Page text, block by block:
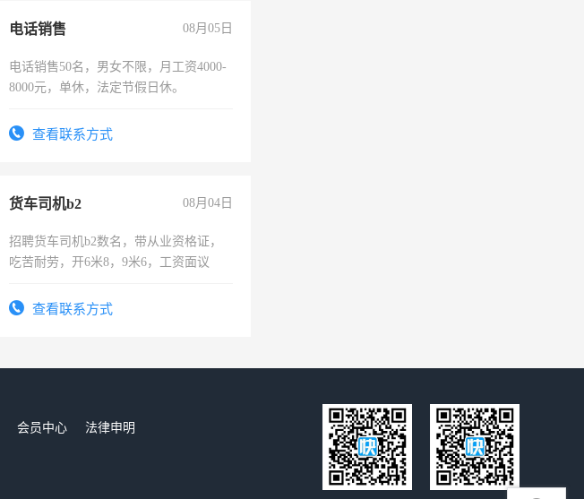
电话销售 08月05日
电话销售50名，男女不限，月工资4000-
8000元，单休，法定节假日休。
查看联系方式
货车司机b2 08月04日
招聘货车司机b2数名，带从业资格证，
吃苦耐劳，开6米8，9米6，工资面议
查看联系方式
会员中心
法律申明